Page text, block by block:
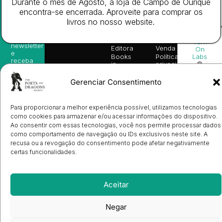
Gerenciar Consentimento
Para proporcionar a melhor experiência possível, utilizamos tecnologias
como cookies para armazenar e/ou acessar informações do dispositivo.
Ao consentir com essas tecnologias, você nos permite processar dados
como comportamento de navegação ou IDs exclusivos neste site. A
recusa ou a revogação do consentimento pode afetar negativamente
certas funcionalidades.
Aceitar
Negar
info@poetsandragons.com
Infantil
Adulto
Bookshop
Acesso
Rápido
Editora
Books
in
Autores
Ulysses
Sobre
Nós
Contactos
Envio
de
Manuscritos
Registo
de
Informação
Venda
Política de
privacidade
de
Cookies
Reclamações
Eletrónico
Newsletter
newsletter
e
receba
nossas
sugestões
de
novidades
sobre
lançamentos,
vantagens
exclusivas
e
avisos
e-mail.
Turn
On
Labs
©
Durante o mês de Agosto, a loja de Campo de Ourique
encontra-se encerrada. Aproveite para comprar os
livros no nosso website.